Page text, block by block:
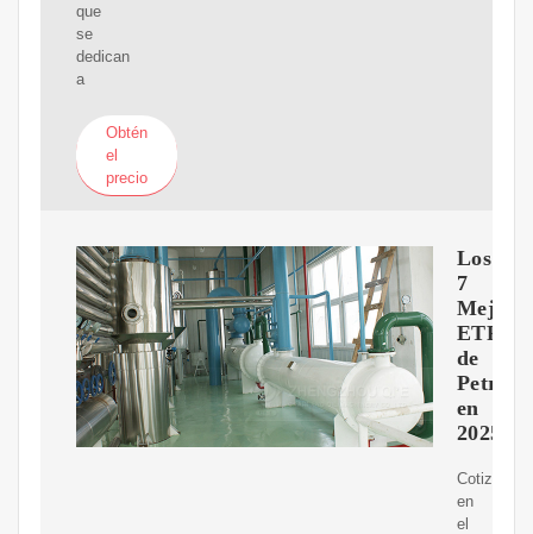
que
se
dedican
a
Obtén
el
precio
Los
7
ETF
de
en
2025
Cotiza
en
el